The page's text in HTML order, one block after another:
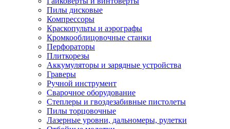
Пилы дисковые
Компрессоры
Краскопульты и аэрографы
Кромкооблицовочные станки
Перфораторы
Плиткорезы
Аккумуляторы и зарядные устройства
Граверы
Ручной инструмент
Сварочное оборудование
Степлеры и гвоздезабивные пистолеты
Пилы торцовочные
Лазерные уровни, дальномеры, рулетки